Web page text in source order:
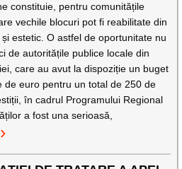
constituie, pentru comunitățile
vechile blocuri pot fi reabilitate din
estetic. O astfel de oportunitate nu
de autoritățile publice locale din
care au avut la dispoziție un buget
de euro pentru un total de 250 de
în cadrul Programului Regional
a fost una serioasă,